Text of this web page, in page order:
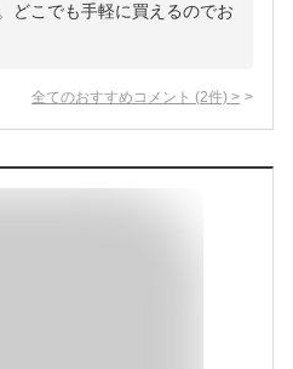
どこでも手軽に買えるのでお
全てのおすすめコメント (2件) >